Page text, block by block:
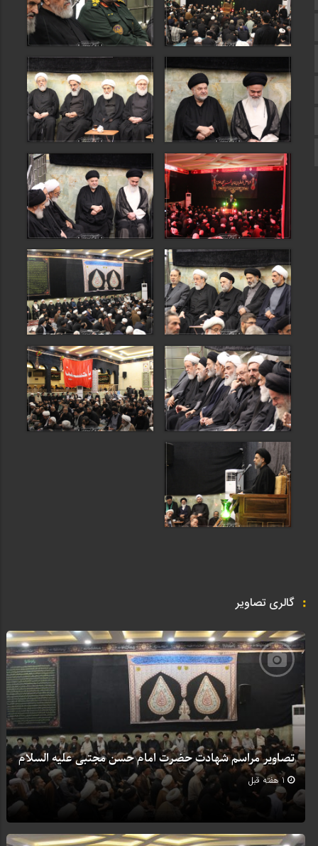
تماس با ما
اینستاگرام
گالری تصاویر
تصاویر مراسم شهادت حضرت امام حسن مجتبی علیه السلام
1 هفته قبل